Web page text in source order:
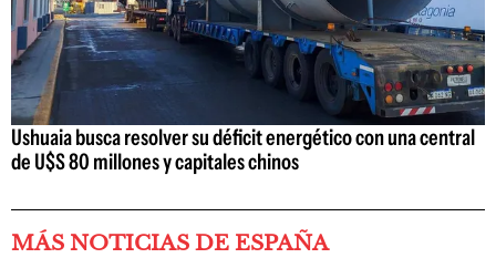
Ushuaia busca resolver su déficit energético con una central
de U$S 80 millones y capitales chinos
MÁS NOTICIAS DE ESPAÑA